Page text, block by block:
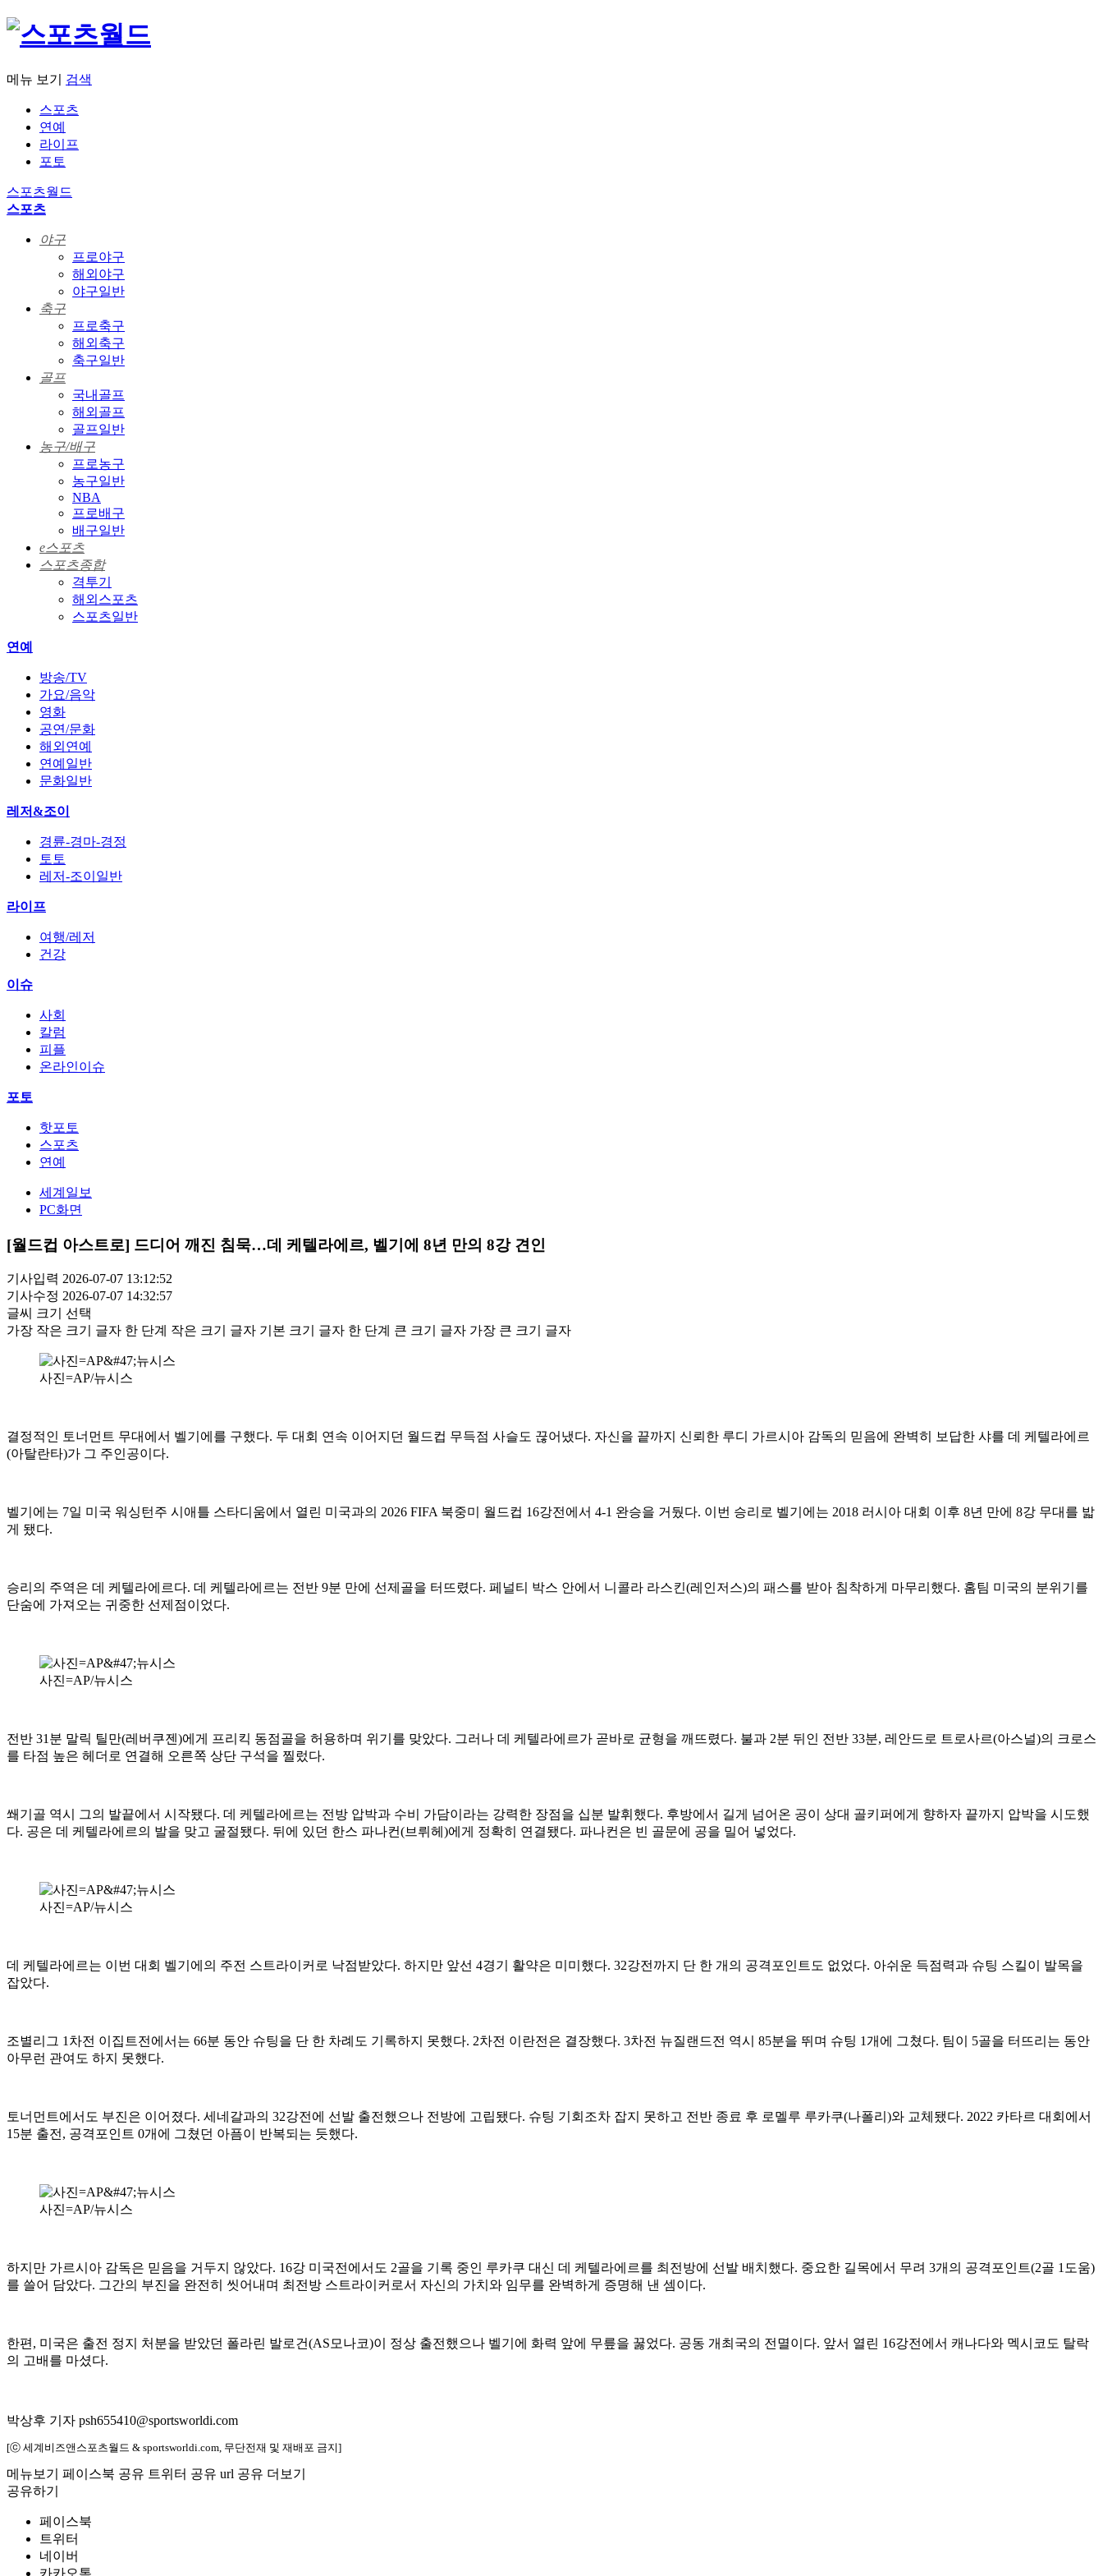
메뉴 보기 검색
스포츠
연예
라이프
포토
스포츠월드
스포츠
야구
프로야구
해외야구
야구일반
축구
프로축구
해외축구
축구일반
골프
국내골프
해외골프
골프일반
농구/배구
프로농구
농구일반
NBA
프로배구
배구일반
e스포츠
스포츠종합
격투기
해외스포츠
스포츠일반
연예
방송/TV
가요/음악
영화
공연/문화
해외연예
연예일반
문화일반
레저&조이
경륜-경마-경정
토토
레저-조이일반
라이프
여행/레저
건강
이슈
사회
칼럼
피플
온라인이슈
포토
핫포토
스포츠
연예
세계일보
PC화면
[월드컵 아스트로] 드디어 깨진 침묵…데 케텔라에르, 벨기에 8년 만의 8강 견인
기사입력 2026-07-07 13:12:52
기사수정 2026-07-07 14:32:57
글씨 크기 선택
가장 작은 크기 글자 한 단계 작은 크기 글자 기본 크기 글자 한 단계 큰 크기 글자 가장 큰 크기 글자
사진=AP/뉴시스
결정적인 토너먼트 무대에서 벨기에를 구했다. 두 대회 연속 이어지던 월드컵 무득점 사슬도 끊어냈다. 자신을 끝까지 신뢰한 루디 가르시아 감독의 믿음에 완벽히 보답한 샤를 데 케텔라에르
(아탈란타)가 그 주인공이다.
벨기에는 7일 미국 워싱턴주 시애틀 스타디움에서 열린 미국과의 2026 FIFA 북중미 월드컵 16강전에서 4-1 완승을 거뒀다. 이번 승리로 벨기에는 2018 러시아 대회 이후 8년 만에 8강 무대를 밟
게 됐다.
승리의 주역은 데 케텔라에르다. 데 케텔라에르는 전반 9분 만에 선제골을 터뜨렸다. 페널티 박스 안에서 니콜라 라스킨(레인저스)의 패스를 받아 침착하게 마무리했다. 홈팀 미국의 분위기를
단숨에 가져오는 귀중한 선제점이었다.
사진=AP/뉴시스
전반 31분 말릭 틸만(레버쿠젠)에게 프리킥 동점골을 허용하며 위기를 맞았다. 그러나 데 케텔라에르가 곧바로 균형을 깨뜨렸다. 불과 2분 뒤인 전반 33분, 레안드로 트로사르(아스널)의 크로스
를 타점 높은 헤더로 연결해 오른쪽 상단 구석을 찔렀다.
쐐기골 역시 그의 발끝에서 시작됐다. 데 케텔라에르는 전방 압박과 수비 가담이라는 강력한 장점을 십분 발휘했다. 후방에서 길게 넘어온 공이 상대 골키퍼에게 향하자 끝까지 압박을 시도했
다. 공은 데 케텔라에르의 발을 맞고 굴절됐다. 뒤에 있던 한스 파나컨(브뤼헤)에게 정확히 연결됐다. 파나컨은 빈 골문에 공을 밀어 넣었다.
사진=AP/뉴시스
데 케텔라에르는 이번 대회 벨기에의 주전 스트라이커로 낙점받았다. 하지만 앞선 4경기 활약은 미미했다. 32강전까지 단 한 개의 공격포인트도 없었다. 아쉬운 득점력과 슈팅 스킬이 발목을
잡았다.
조별리그 1차전 이집트전에서는 66분 동안 슈팅을 단 한 차례도 기록하지 못했다. 2차전 이란전은 결장했다. 3차전 뉴질랜드전 역시 85분을 뛰며 슈팅 1개에 그쳤다. 팀이 5골을 터뜨리는 동안
아무런 관여도 하지 못했다.
토너먼트에서도 부진은 이어졌다. 세네갈과의 32강전에 선발 출전했으나 전방에 고립됐다. 슈팅 기회조차 잡지 못하고 전반 종료 후 로멜루 루카쿠(나폴리)와 교체됐다. 2022 카타르 대회에서
15분 출전, 공격포인트 0개에 그쳤던 아픔이 반복되는 듯했다.
사진=AP/뉴시스
하지만 가르시아 감독은 믿음을 거두지 않았다. 16강 미국전에서도 2골을 기록 중인 루카쿠 대신 데 케텔라에르를 최전방에 선발 배치했다. 중요한 길목에서 무려 3개의 공격포인트(2골 1도움)
를 쓸어 담았다. 그간의 부진을 완전히 씻어내며 최전방 스트라이커로서 자신의 가치와 임무를 완벽하게 증명해 낸 셈이다.
한편, 미국은 출전 정지 처분을 받았던 폴라린 발로건(AS모나코)이 정상 출전했으나 벨기에 화력 앞에 무릎을 꿇었다. 공동 개최국의 전멸이다. 앞서 열린 16강전에서 캐나다와 멕시코도 탈락
의 고배를 마셨다.
박상후 기자 psh655410@sportsworldi.com
[ⓒ 세계비즈앤스포츠월드 & sportsworldi.com, 무단전재 및 재배포 금지]
메뉴보기 페이스북 공유 트위터 공유 url 공유 더보기
공유하기
페이스북
트위터
네이버